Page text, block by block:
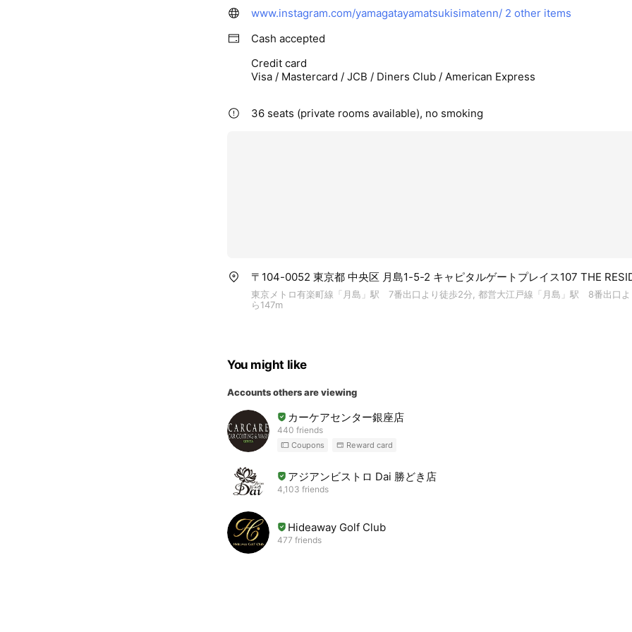
www.instagram.com/yamagatayamatsukisimatenn/ 2 other items
Cash accepted
Credit card
Visa / Mastercard / JCB / Diners Club / American Express
36 seats (private rooms available), no smoking
〒104-0052 東京都 中央区 月島1-5-2 キャピタルゲートプレイス107 THE
東京メトロ有楽町線「月島」駅 7番出口より徒歩2分, 都営大江戸線「月島」駅 8番出口
ら147m
You might like
Accounts others are viewing
カーケアセンター銀座店
440 friends
Coupons Reward card
アジアンビストロ Dai 勝どき店
4,103 friends
Hideaway Golf Club
477 friends